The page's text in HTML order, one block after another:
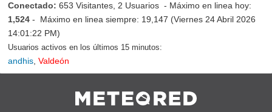
Conectado: 653 Visitantes, 2 Usuarios - Máximo en linea hoy:
1,524 - Máximo en linea siempre: 19,147 (Viernes 24 Abril 2026
14:01:22 PM)
Usuarios activos en los últimos 15 minutos:
andhis Valdeón